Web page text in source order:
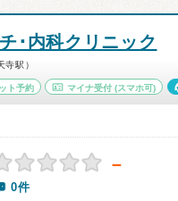
･内科クリニック
寺駅）
ト予約 マイナ受付 (スマホ可)
－
0件